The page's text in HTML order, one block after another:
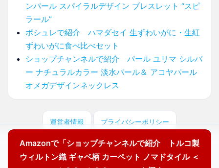
ンパール スパイラルデザイン ブレスレット “スピ
ラール”
ポシュレで紹介 ハマダセイ 生ずわいがに・生紅
ずわいがに食べ比べセット
ショップチャンネルで紹介 パール ユリマ シルバ
ー ナチュラルカラー 淡水パール＆ アコヤパール
オメガデザインネックレス
Amazonで「ショップチャンネルで紹介 トルコ製
ウィルトン織 ギャベ柄 カーペット ノマドタイル ＜
運営者情報 プライバシーポリシー
© 2025 どこに売ってる？ここで買えます！